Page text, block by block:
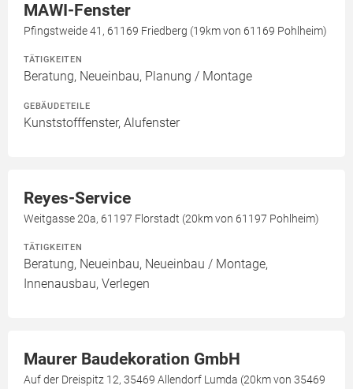
MAWI-Fenster
Pfingstweide 41, 61169 Friedberg (19km von 61169 Pohlheim)
TÄTIGKEITEN
Beratung, Neueinbau, Planung / Montage
GEBÄUDETEILE
Kunststofffenster, Alufenster
Reyes-Service
Weitgasse 20a, 61197 Florstadt (20km von 61197 Pohlheim)
TÄTIGKEITEN
Beratung, Neueinbau, Neueinbau / Montage,
Innenausbau, Verlegen
Maurer Baudekoration GmbH
Auf der Dreispitz 12, 35469 Allendorf Lumda (20km von 35469